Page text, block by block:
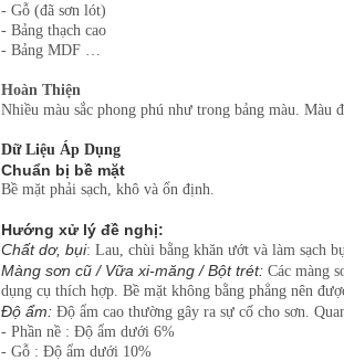
- Gỗ (đã sơn lót)
- Bảng thạch cao
- Bảng MDF …
Hoàn Thiện
Nhiều màu sắc phong phú như trong bảng màu. Màu
Dữ Liệu Áp Dụng
Chuẩn bị bề mặt
Bề mặt phải sạch, khô và ổn định.
Hướng xử lý đề nghị:
Chất dơ, bụi: Lau, chùi bằng khăn ướt và làm sạch
Màng sơn cũ / Vữa xi-măng / Bột trét: Các màng
dụng cụ thích hợp. Bề mặt không bằng phẳng nên
Độ ẩm: Độ ẩm cao thường gây ra sự cố cho sơn.
- Phần nề : Độ ẩm dưới 6%
- Gỗ : Độ ẩm dưới 10%